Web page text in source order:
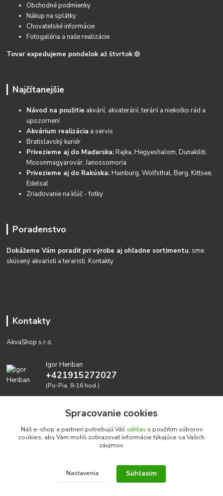
Obchodné podmienky
Nákup na splátky
Chovateľské informácie
Fotogaléria a naše realizácie
Tovar expedujeme pondelok až štvrtok 🟢
Najčítanejšie
Návod na použitie akvárií, akvaterárií, terárií a niekoľko rád a
upozornení
Akvárium realizácia a servis
Bratislavský kuriér
Privezieme aj do Maďarska:Rajka, Hegyeshalom, Dunakiliti,
Mosonmagyarovár, Janossomoria
Privezieme aj do Rakúska:Hainburg, Wolfsthal, Berg, Kittsee,
Edelsal
Zriaďovanie na kĺúč - fotky
Poradenstvo
Dokážeme Vám poradiť pri výrobe aj ohľadne sortimentu, sme
skúsený akvaristi a teraristi.Kontakty
Kontakty
AkvaShop s.r.o.
Igor Heriban
+421915272027
(Po-Pia, 8-16 hod.)
Realizujeme prírodné akvária: AkvaShop s.r.o. • IBAN:
SK3911000000002947087849
Spracovanie cookies
Náš e-shop a partneri potrebujú Váš súhlas s použitím súborov
cookies, aby Vám mohli zobrazovať informácie týkajúce sa Vašich
záujmov.
Nastavenia Súhlasím